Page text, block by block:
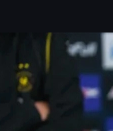
și GamerLegion în prim-plan
în drumul spre play-off
din Lower Bracket
și calificare sigură
unui 2-0 controlat
tactică pe Mirage și Ancient
scena competitivă CS2
cum intră în joc uuskins.com
urile IEM Atlanta 2026